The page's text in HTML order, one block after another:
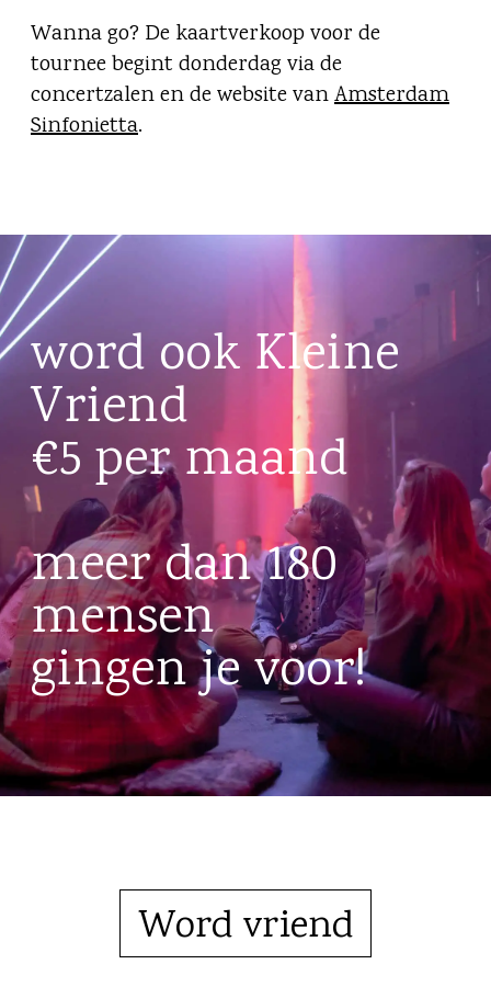
Wanna go? De kaartverkoop voor de
tournee begint donderdag via de
concertzalen en de website vanAmsterdam
Sinfonietta.
word ook Kleine
Vriend
€5 per maand
meer dan 180
mensen
gingen je voor!
Word vriend